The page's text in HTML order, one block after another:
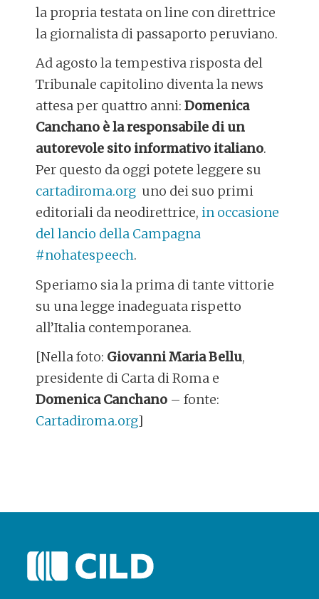
la propria testata on line con direttrice
la giornalista di passaporto peruviano.
Ad agosto la tempestiva risposta del
Tribunale capitolino diventa la news
attesa per quattro anni:Domenica
Canchano è la responsabile di un
autorevole sito informativo italiano.
Per questo da oggi potete leggere su
cartadiroma.org uno dei suo primi
editoriali da neodirettrice,in occasione
del lancio della Campagna
#nohatespeech.
Speriamo sia la prima di tante vittorie
su una legge inadeguata rispetto
all’Italia contemporanea.
[Nella foto: Giovanni Maria Bellu,
presidente di Carta di Roma e
Domenica Canchano – fonte:
Cartadiroma.org]
POST